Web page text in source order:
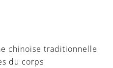
chinoise traditionnelle
du corps